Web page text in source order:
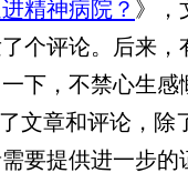
精神病院？ 》，
个评论。
后来，
下 ，不禁心生感
文章和评论，除
要提供进一步的